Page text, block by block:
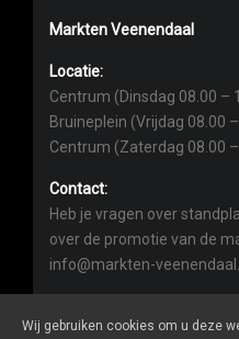
Markten Veenendaal
Locatie:
Centrum (Dinsdag 08.00 –
Bruineplein (Vrijdag 08.00
Centrum (Zaterdag 08.00
Contact:
Heb je vragen over
over de promotie van de
info@markten-
Wij gebruiken cookies om u deze